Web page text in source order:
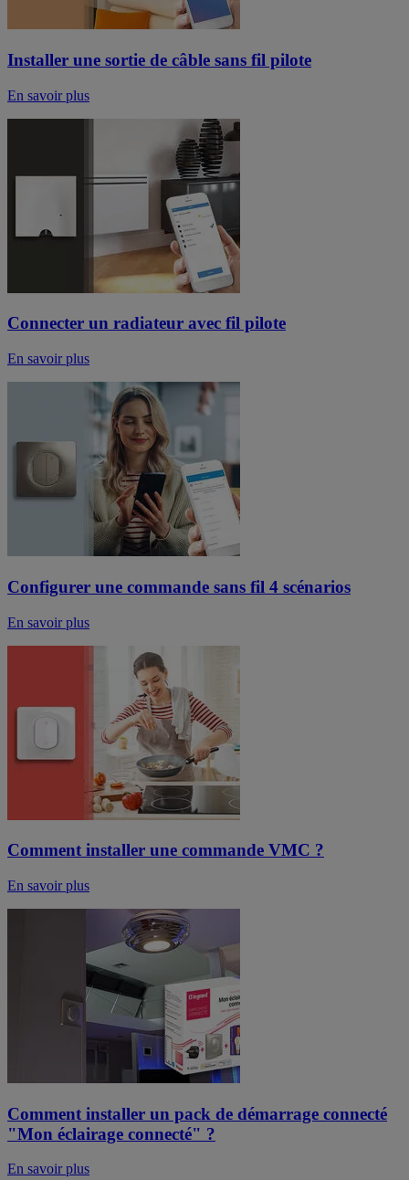
Installer une sortie de câble sans fil pilote
En savoir plus
Connecter un radiateur avec fil pilote
En savoir plus
Configurer une commande sans fil 4 scénarios
En savoir plus
Comment installer une commande VMC ?
En savoir plus
Comment installer un pack de démarrage connecté
"Mon éclairage connecté" ?
En savoir plus